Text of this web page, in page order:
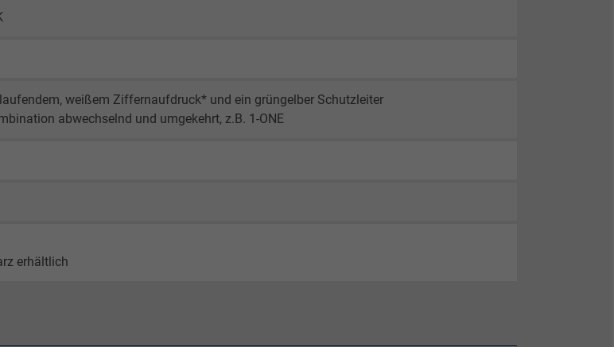
weißem Ziffernaufdruck* und ein grüngelber Schutzleiter
abwechselnd und umgekehrt, z.B. 1-ONE
erhältlich